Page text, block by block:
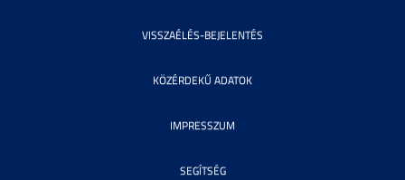
VISSZAÉLÉS-BEJELENTÉS
KÖZÉRDEKŰ ADATOK
IMPRESSZUM
SEGÍTSÉG